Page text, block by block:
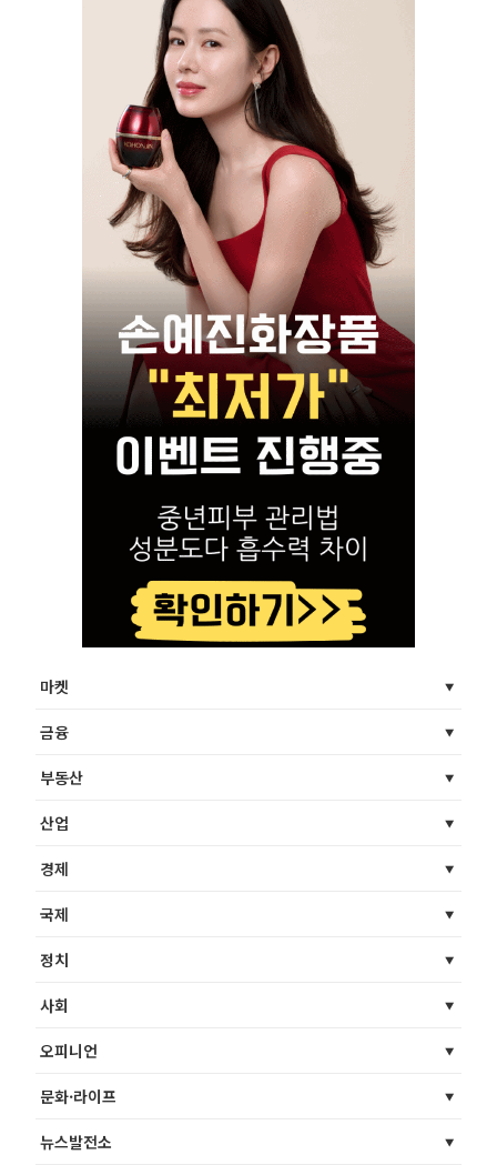
마켓
금융
부동산
산업
경제
국제
정치
사회
오피니언
문화·라이프
뉴스발전소